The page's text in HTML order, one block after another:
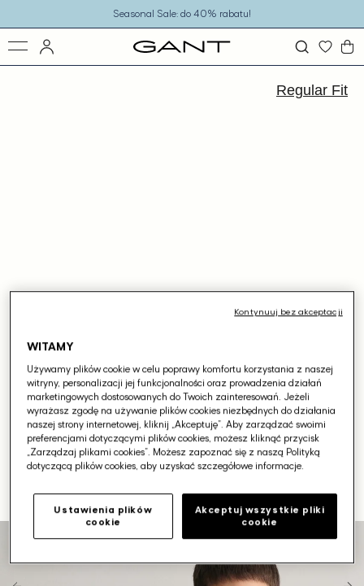
Seasonal Sale: do 40% rabatu!
Regular Fit
WITAMY
Używamy plików cookie w celu poprawy komfortu korzystania z naszej
witryny, personalizacji jej funkcjonalności oraz prowadzenia działań
marketingowych dostosowanych do Twoich zainteresowań. Jeżeli
wyrażasz zgodę na używanie plików cookies niezbędnych do działania
naszej strony internetowej, kliknij „Akceptuję”. Aby zarządzać swoimi
preferencjami dotyczącymi plików cookies, możesz kliknąć przycisk
„Zarządzaj plikami cookies”. Możesz zapoznać się z naszą Polityką
dotyczącą plików cookies, aby uzyskać szczegółowe informacje.
Ustawienia plików
cookie
Akceptuj wszystkie pliki
cookie
Kontynuuj bez akceptacji